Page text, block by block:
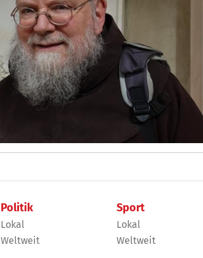
Politik
Lokal
Weltweit
Sport
Lokal
Weltweit